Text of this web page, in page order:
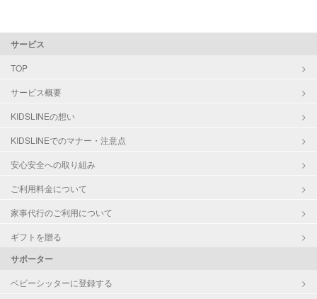
サービス
TOP
サービス概要
KIDSLINEの想い
KIDSLINEでのマナー・注意点
安心安全への取り組み
ご利用料金について
家事代行のご利用について
ギフトを贈る
サポーター
ベビーシッターに登録する